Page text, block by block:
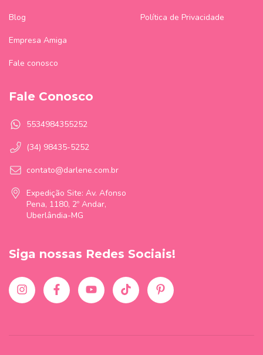
Blog
Empresa Amiga
Fale conosco
Política de Privacidade
Fale Conosco
5534984355252
(34) 98435-5252
contato@darlene.com.br
Expedição Site: Av. Afonso
Pena, 1180, 2º Andar,
Uberlândia-MG
Siga nossas Redes Sociais!